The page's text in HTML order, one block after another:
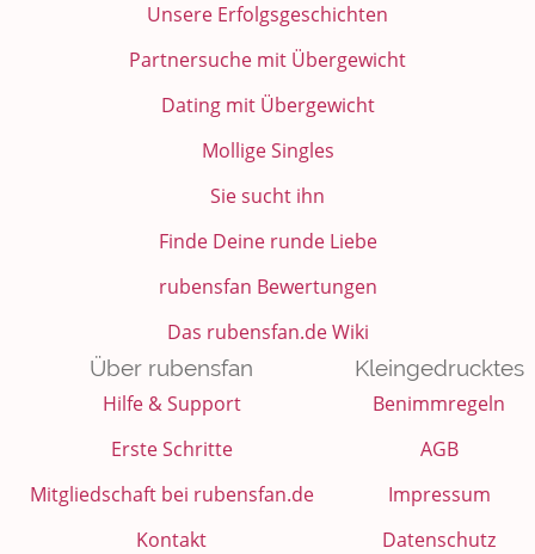
Unsere Erfolgsgeschichten
Partnersuche mit Übergewicht
Dating mit Übergewicht
Mollige Singles
Sie sucht ihn
Finde Deine runde Liebe
rubensfan Bewertungen
Das rubensfan.de Wiki
Über rubensfan
Hilfe & Support
Erste Schritte
Mitgliedschaft bei rubensfan.de
Kontakt
Kleingedrucktes
Benimmregeln
AGB
Impressum
Datenschutz